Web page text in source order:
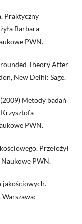
Praktyczny
Barbara
PWN.
Theory After
New Delhi: Sage.
Metody badań
PWN.
Przełożył
PWN.
jakościowych.
Warszawa: